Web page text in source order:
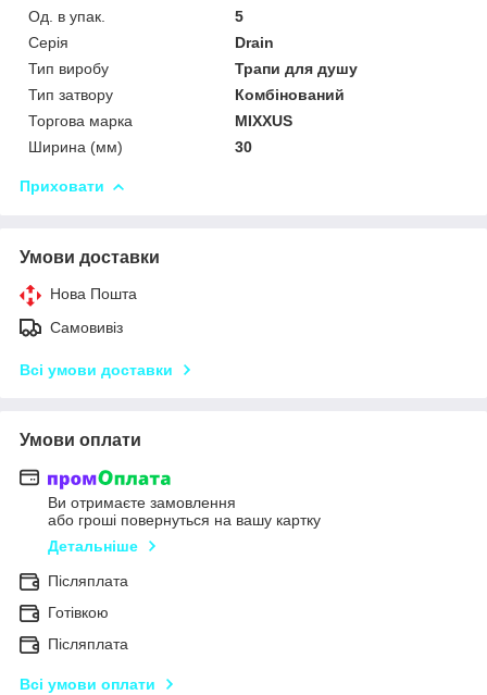
Од. в упак.
5
Серія
Drain
Тип виробу
Трапи для душу
Тип затвору
Комбінований
Торгова марка
MIXXUS
Ширина (мм)
30
Приховати
Умови доставки
Нова Пошта
Самовивіз
Всі умови доставки
Умови оплати
Ви отримаєте замовлення
або гроші повернуться на вашу картку
Детальніше
Післяплата
Готівкою
Післяплата
Всі умови оплати